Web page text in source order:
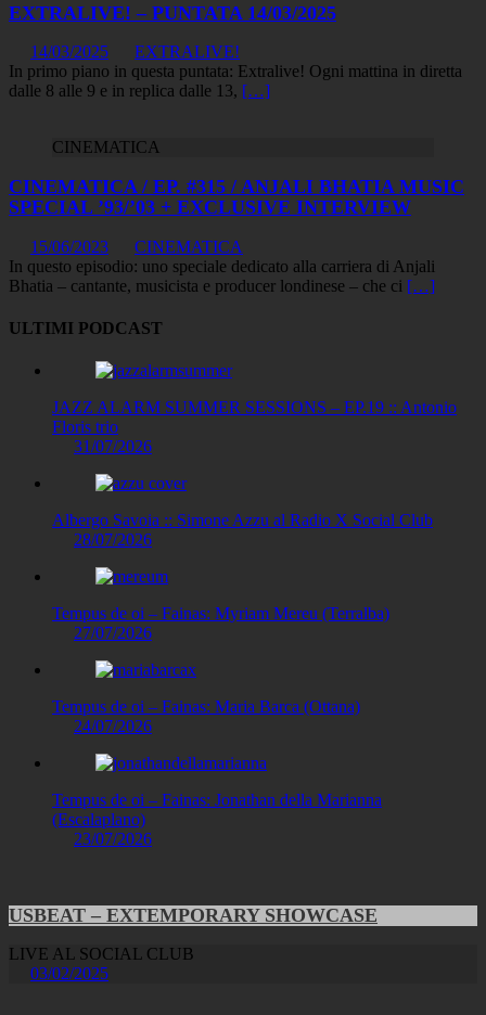
EXTRALIVE! – PUNTATA 14/03/2025
14/03/2025
EXTRALIVE!
In primo piano in questa puntata: Extralive! Ogni mattina in diretta
dalle 8 alle 9 e in replica dalle 13, […]
CINEMATICA
CINEMATICA / EP. #315 / ANJALI BHATIA MUSIC
SPECIAL ’93/’03 + EXCLUSIVE INTERVIEW
15/06/2023
CINEMATICA
In questo episodio: uno speciale dedicato alla carriera di Anjali
Bhatia – cantante, musicista e producer londinese – che ci […]
ULTIMI PODCAST
JAZZ ALARM SUMMER SESSIONS – EP.19 :: Antonio
Floris trio
31/07/2026
Albergo Savoia :: Simone Azzu al Radio X Social Club
28/07/2026
Tempus de oi – Fainas: Myriam Mereu (Terralba)
27/07/2026
Tempus de oi – Fainas: Maria Barca (Ottana)
24/07/2026
Tempus de oi – Fainas: Jonathan della Marianna
(Escalaplano)
23/07/2026
USBEAT – EXTEMPORARY SHOWCASE
LIVE AL SOCIAL CLUB
03/02/2025